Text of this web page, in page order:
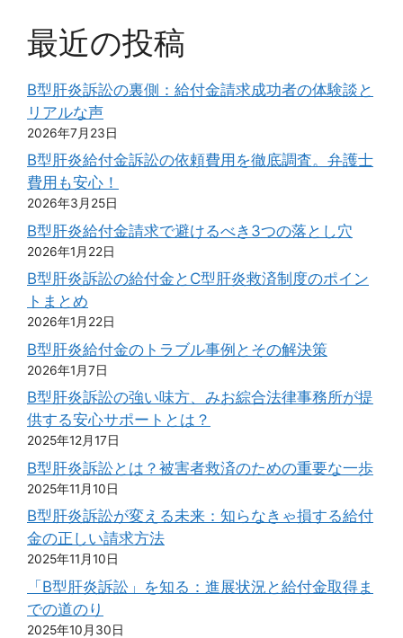
最近の投稿
B型肝炎訴訟の裏側：給付金請求成功者の体験談と
リアルな声
2026年7月23日
B型肝炎給付金訴訟の依頼費用を徹底調査。弁護士
費用も安心！
2026年3月25日
B型肝炎給付金請求で避けるべき3つの落とし穴
2026年1月22日
B型肝炎訴訟の給付金とC型肝炎救済制度のポイン
トまとめ
2026年1月22日
B型肝炎給付金のトラブル事例とその解決策
2026年1月7日
B型肝炎訴訟の強い味方、みお綜合法律事務所が提
供する安心サポートとは？
2025年12月17日
B型肝炎訴訟とは？被害者救済のための重要な一歩
2025年11月10日
B型肝炎訴訟が変える未来：知らなきゃ損する給付
金の正しい請求方法
2025年11月10日
「B型肝炎訴訟」を知る：進展状況と給付金取得ま
での道のり
2025年10月30日